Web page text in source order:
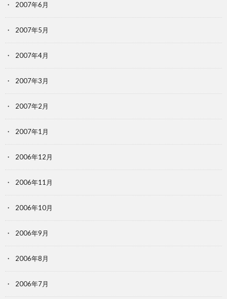
2007年6月
2007年5月
2007年4月
2007年3月
2007年2月
2007年1月
2006年12月
2006年11月
2006年10月
2006年9月
2006年8月
2006年7月